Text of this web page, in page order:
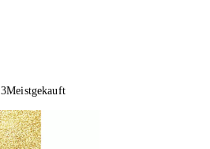
3Meistgekauft